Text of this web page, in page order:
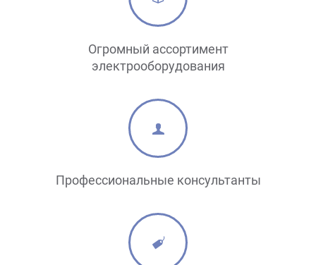
Огромный ассортимент
электрооборудования
Профессиональные консультанты